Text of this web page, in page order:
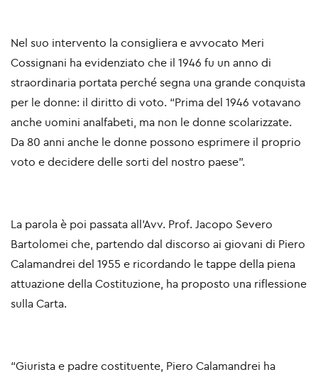
Nel suo intervento la consigliera e avvocato Meri
Cossignani ha evidenziato che il 1946 fu un anno di
straordinaria portata perché segna una grande conquista
per le donne: il diritto di voto. “Prima del 1946 votavano
anche uomini analfabeti, ma non le donne scolarizzate.
Da 80 anni anche le donne possono esprimere il proprio
voto e decidere delle sorti del nostro paese”.
La parola è poi passata all’Avv. Prof. Jacopo Severo
Bartolomei che, partendo dal discorso ai giovani di Piero
Calamandrei del 1955 e ricordando le tappe della piena
attuazione della Costituzione, ha proposto una riflessione
sulla Carta.
“Giurista e padre costituente, Piero Calamandrei ha